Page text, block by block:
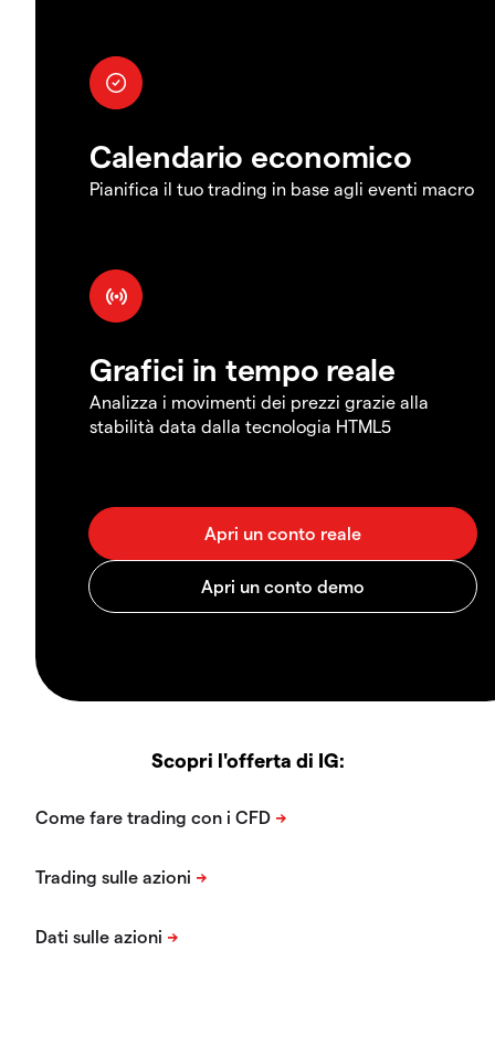
Calendario economico
Pianifica il tuo trading in base agli eventi macro
Grafici in tempo reale
Analizza i movimenti dei prezzi grazie alla
stabilità data dalla tecnologia HTML5
Scopri l'offerta di IG: